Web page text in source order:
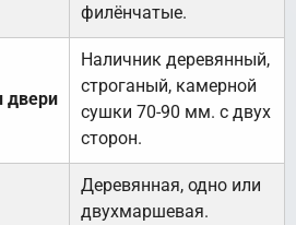
филёнчатые.
двери
Наличник деревянный,
строганый, камерной
сушки 70-90 мм. с двух
сторон.
Деревянная, одно или
двухмаршевая.